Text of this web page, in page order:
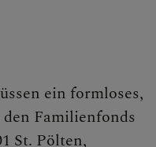
ein formloses,
Familienfonds
St. Pölten,